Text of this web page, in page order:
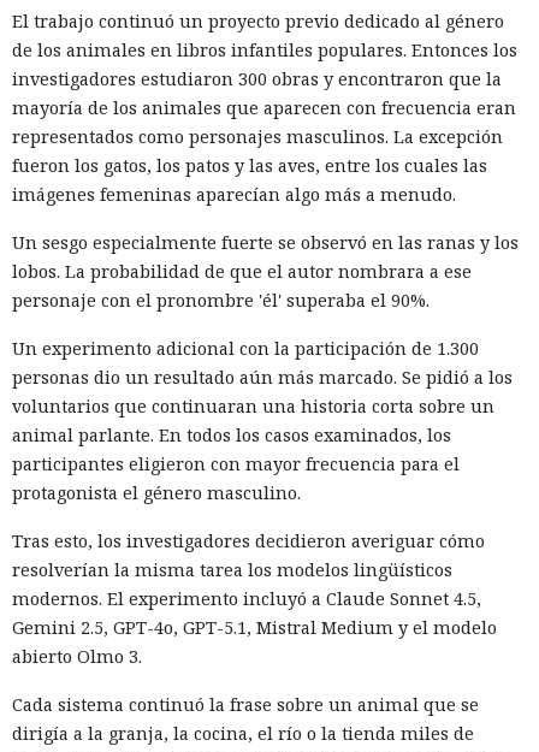
El trabajo continuó un proyecto previo dedicado al género
de los animales en libros infantiles populares. Entonces los
investigadores estudiaron 300 obras y encontraron que la
mayoría de los animales que aparecen con frecuencia eran
representados como personajes masculinos. La excepción
fueron los gatos, los patos y las aves, entre los cuales las
imágenes femeninas aparecían algo más a menudo.
Un sesgo especialmente fuerte se observó en las ranas y los
lobos. La probabilidad de que el autor nombrara a ese
personaje con el pronombre 'él' superaba el 90%.
Un experimento adicional con la participación de 1.300
personas dio un resultado aún más marcado. Se pidió a los
voluntarios que continuaran una historia corta sobre un
animal parlante. En todos los casos examinados, los
participantes eligieron con mayor frecuencia para el
protagonista el género masculino.
Tras esto, los investigadores decidieron averiguar cómo
resolverían la misma tarea los modelos lingüísticos
modernos. El experimento incluyó a Claude Sonnet 4.5,
Gemini 2.5, GPT-4o, GPT-5.1, Mistral Medium y el modelo
abierto Olmo 3.
Cada sistema continuó la frase sobre un animal que se
dirigía a la granja, la cocina, el río o la tienda miles de